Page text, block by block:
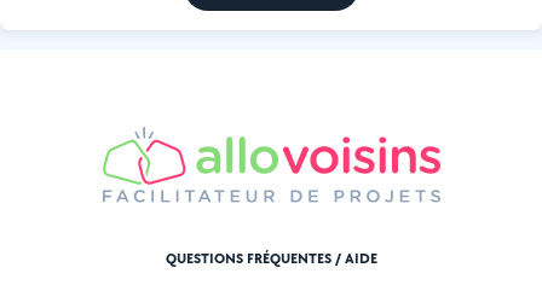
QUESTIONS FRÉQUENTES / AIDE